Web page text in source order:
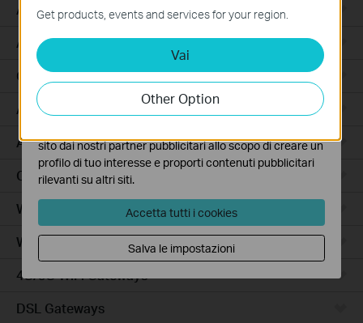
Access
Access Pro
GPON
Aggregation
Access Plus
Campus
Wired Gateways
WiFi Gateways
4G/5G WiFi Gateways
DSL Gateways
Get products, events and services for your region.
Vai
Other Option
funzionamento del sito e non possono essere disattivati
nel tuo sistema.
Analytics e Marketing Cookies
I cookies analitici ci permettono di analizzare le tue
attività sul nostro sito allo scopo di migliorarne le
funzionalità.
sito dai nostri partner pubblicitari allo scopo di creare un
profilo di tuo interesse e proporti contenuti pubblicitari
rilevanti su altri siti.
Accetta tutti i cookies
Salva le impostazioni